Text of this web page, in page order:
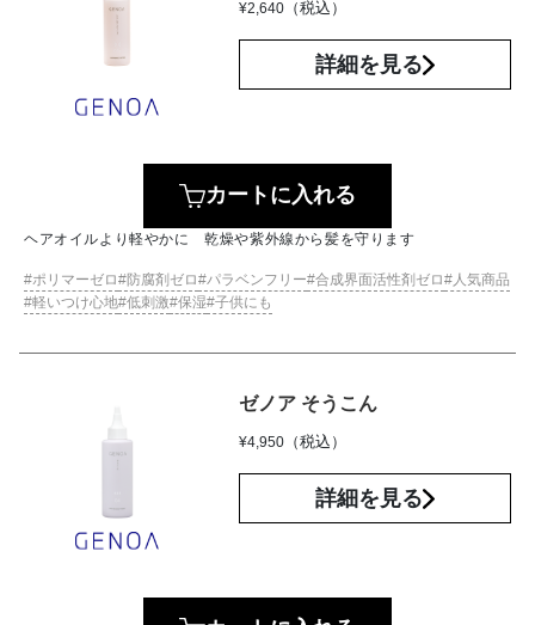
¥2,640 （税込）
詳細を見る
カートに入れる
ヘアオイルより軽やかに 乾燥や紫外線から髪を守ります
ポリマーゼロ 防腐剤ゼロ パラベンフリー 合成界面活性剤ゼロ
人気商品
軽いつけ心地 低刺激 保湿 子供にも
ゼノア そうこん
¥4,950 （税込）
詳細を見る